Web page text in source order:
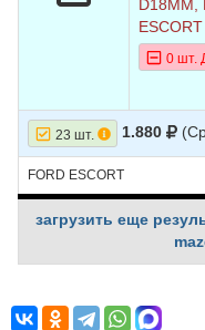
D18MM,
0 шт.
23 шт. 1.880
FORD ESCORT
загрузить еще